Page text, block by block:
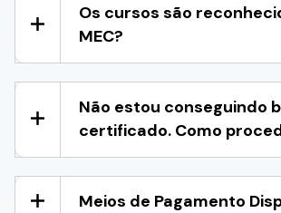
Os cursos são
MEC?
Não estou conseguindo
certificado. Como
Meios de Pagamento